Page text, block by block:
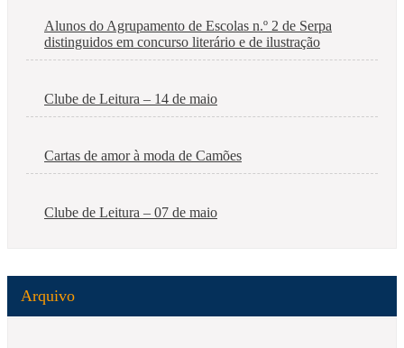
Alunos do Agrupamento de Escolas n.º 2 de Serpa
distinguidos em concurso literário e de ilustração
Clube de Leitura – 14 de maio
Cartas de amor à moda de Camões
Clube de Leitura – 07 de maio
Arquivo